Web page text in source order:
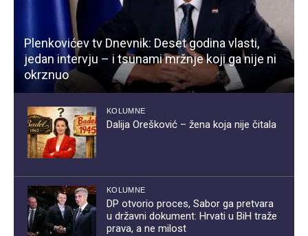
Plenkovićev tv Dnevnik: Deset godina vlasti,
jedan intervju – i tsunami mržnje koji ga nije ni
okrznuo
KOLUMNE
Dalija Orešković – žena koja nije čitala
KOLUMNE
DP otvorio proces, Sabor ga pretvara
u državni dokument: Hrvati u BiH traže
prava, a ne milost